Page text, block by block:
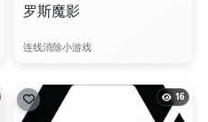
罗斯魔影
连线消除小游戏
16